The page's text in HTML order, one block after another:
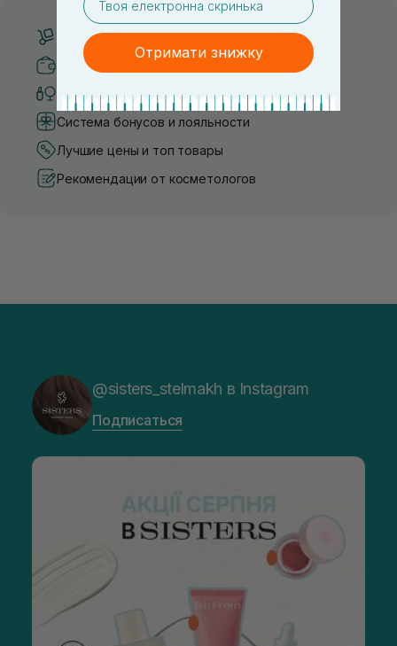
Бесплатная доставка от 3000 UAH
Безопасные способы оплаты
Только оригинальная косметика
Система бонусов и лояльности
Лучшие цены и топ товары
Рекомендации от косметологов
@sisters_stelmakh в Instagram
Подписаться
Отримати знижку